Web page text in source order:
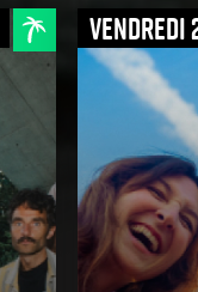
vendredi